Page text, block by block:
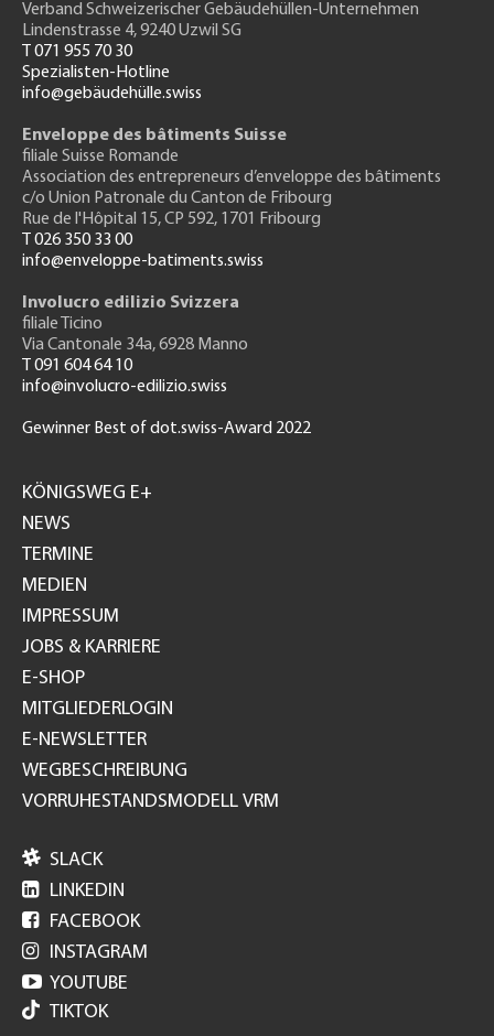
Verband Schweizerischer Gebäudehüllen-Unternehmen
Lindenstrasse 4, 9240 Uzwil SG
T 071 955 70 30
Spezialisten-Hotline
info@gebäudehülle.swiss
Enveloppe des bâtiments Suisse
filiale Suisse Romande
Association des entrepreneurs d’enveloppe des bâtiments
c/o Union Patronale du Canton de Fribourg
Rue de l'Hôpital 15, CP 592, 1701 Fribourg
T 026 350 33 00
info@enveloppe-batiments.swiss
Involucro edilizio Svizzera
filiale Ticino
Via Cantonale 34a, 6928 Manno
T 091 604 64 10
info@involucro-edilizio.swiss
Gewinner Best of dot.swiss-Award 2022
GH
KÖNIGSWEG E+
NEWS
TERMINE
MEDIEN
IMPRESSUM
JOBS & KARRIERE
E-SHOP
MITGLIEDERLOGIN
E-NEWSLETTER
WEGBESCHREIBUNG
VORRUHESTANDSMODELL VRM
 SLACK
 LINKEDIN
 FACEBOOK
 INSTAGRAM
 YOUTUBE
TIKTOK